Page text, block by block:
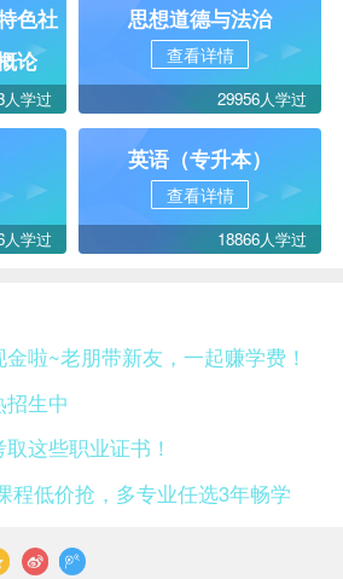
色社
论
人学过
思想道德与法治
查看详情
29956人学过
人学过
英语（专升本）
查看详情
18866人学过
啦~老朋带新友，一起赚学费！
生中
这些职业证书！
程低价抢，多专业任选3年畅学